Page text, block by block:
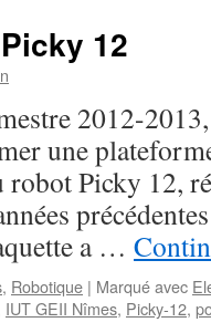
12
2012-
une
Picky 12,
a …
, Robotique | Marqué avec
IUT GEII Nîmes, Picky-12,